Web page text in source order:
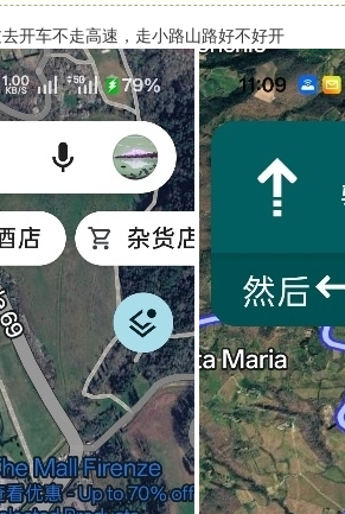
开车不走高速，走小路山路好不好开